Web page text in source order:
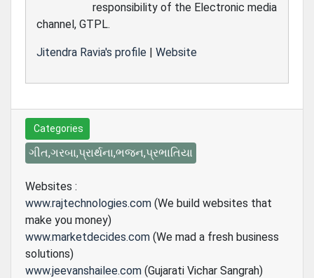
responsibility of the Electronic media
channel, GTPL.
Jitendra Ravia's profile | Website
Categories
ગીત,ગરબા,પ્રાર્થના,ભજન,પ્રભાતિયા
Websites :
www.rajtechnologies.com (We build websites that
make you money)
www.marketdecides.com (We mad a fresh business
solutions)
www.jeevanshailee.com (Gujarati Vichar Sangrah)